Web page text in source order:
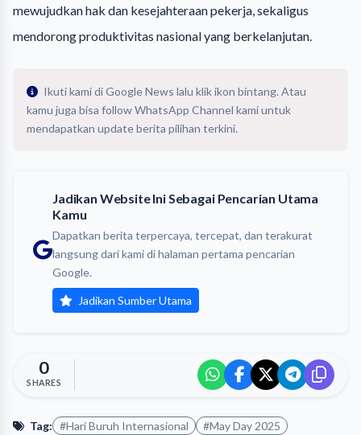
mewujudkan hak dan kesejahteraan pekerja, sekaligus
mendorong produktivitas nasional yang berkelanjutan.
Ikuti kami di Google News lalu klik ikon bintang. Atau
kamu juga bisa follow WhatsApp Channel kami untuk
mendapatkan update berita pilihan terkini.
Jadikan Website Ini Sebagai Pencarian Utama
Kamu
Dapatkan berita terpercaya, tercepat, dan terakurat
langsung dari kami di halaman pertama pencarian
Google.
Jadikan Sumber Utama
0
SHARES
Tag: #Hari Buruh Internasional #May Day 2025